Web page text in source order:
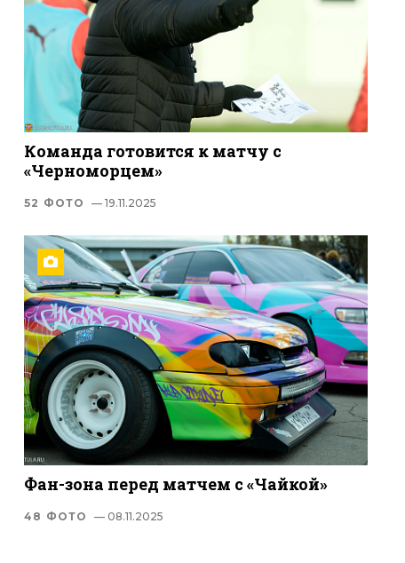
Команда готовится к матчу с
«Черноморцем»
52 ФОТО — 19.11.2025
Фан-зона перед матчем с «Чайкой»
48 ФОТО — 08.11.2025